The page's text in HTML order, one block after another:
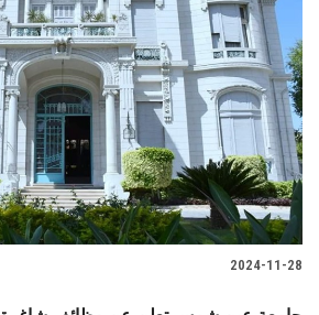
2024-11-28